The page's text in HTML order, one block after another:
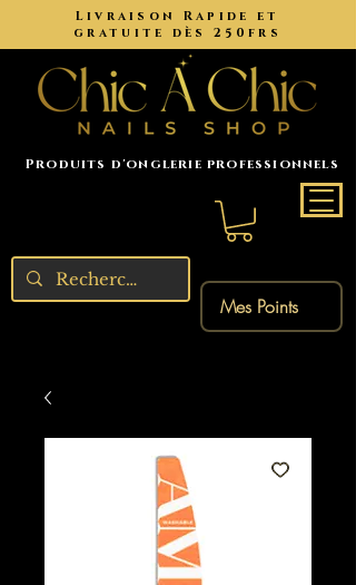
Livraison Rapide et
gratuite dès 250frs
Produits d'onglerie professionnels
Mes Points